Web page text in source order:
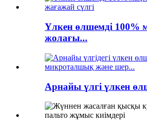
Үлкен өлшемді 100%
жолағы...
Арнайы үлгі үлкен